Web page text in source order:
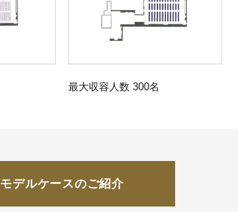
最大収容人数 300名
モデルケースのご紹介